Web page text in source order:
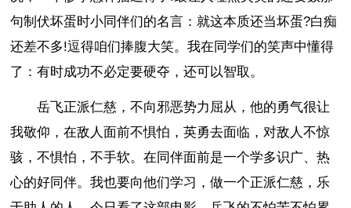
句制伏坏蛋时小同伴们的名言：就这本质还当坏蛋?白痴
还差不多!逗得咱们捧腹大笑。我在同学们的笑声中懂得
了：有时成功不必定要硬夺，还可以智取。
岳飞正派仁慈，不向邪恶势力屈从，他的勇气很让
我敬仰，在敌人面前不惧怕，英勇去面临，对敌人不惊
骇，不惧怕，不手软。在同伴面前是一个学多识广、热
心的好同伴。我也要向他们学习，做一个正派仁慈，乐